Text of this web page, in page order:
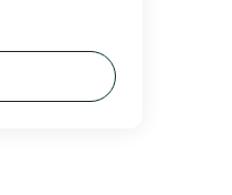
lifestyle. In